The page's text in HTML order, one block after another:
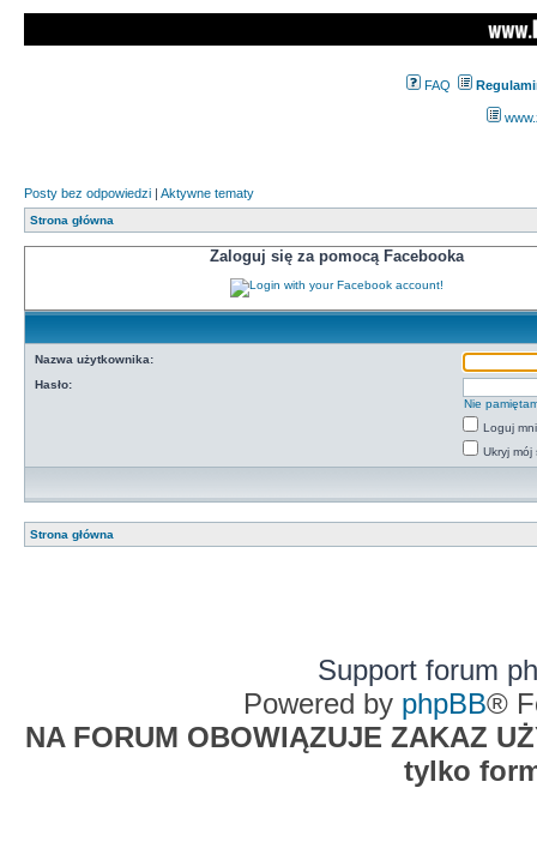
FAQ
Posty bez odpowiedzi | Aktywne tematy
Strona główna
Zaloguj się za pomocą Facebooka
Nazwa użytkownika:
Hasło:
Nie
Loguj
Ukryj mój
Strona główna
Support forum
Powered by phpBB®
NA FORUM OBOWIĄZUJE ZAKAZ
tylko